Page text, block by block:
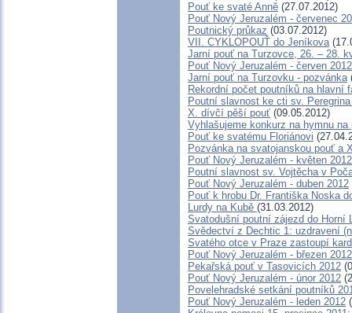
Pouť ke svaté Anně (27.07.2012)
Pouť Nový Jeruzalém - červenec
Poutnický průkaz (03.07.2012)
VII. CYKLOPOUŤ do Jeníkova
Jarní pouť na Turzovce, 26. – 28.
Pouť Nový Jeruzalém - červen 2012
Jarní pouť na Turzovku - pozvánka
Rekordní počet poutníků na hlavní
Poutní slavnost ke cti sv.
X. dívčí pěší pouť (09.05.2012)
Vyhlašujeme konkurz na hymnu na
Pouť ke svatému Floriánovi
Pozvánka na svatojanskou pouť a
Pouť Nový Jeruzalém - květen 2012
Poutní slavnost sv. Vojtěcha v
Pouť Nový Jeruzalém - duben 2012
Pouť k hrobu Dr. Františka Noska
Lurdy na Kubě (31.03.2012)
Svatodušní poutní zájezd do Horní
Svědectví z Dechtic 1: uzdravení
Svatého otce v Praze zastoupí
Pouť Nový Jeruzalém - březen 2012
Pekařská pouť v Tasovicích 2012
Pouť Nový Jeruzalém - únor 2012
Povelehradské setkání poutníků
Pouť Nový Jeruzalém - leden 2012